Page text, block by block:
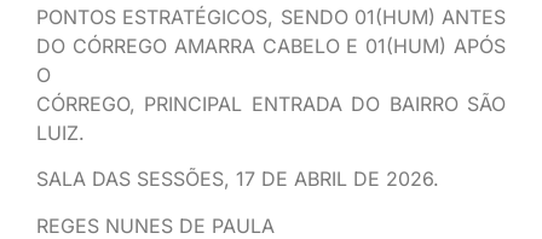
PONTOS ESTRATÉGICOS, SENDO 01(HUM) ANTES
DO CÓRREGO AMARRA CABELO E 01(HUM) APÓS
O
CÓRREGO, PRINCIPAL ENTRADA DO BAIRRO SÃO
LUIZ.
SALA DAS SESSÕES, 17 DE ABRIL DE 2026.
REGES NUNES DE PAULA